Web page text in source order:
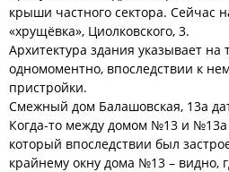
крыши частного сектора. Сейчас
«хрущёвка», Циолковского, 3.
Архитектура здания указывает на
одномоментно, впоследствии к
пристройки.
Смежный дом Балашовская, 13а
Когда-то между домом №13 и №13а
который впоследствии был
крайнему окну дома №13 – видно,